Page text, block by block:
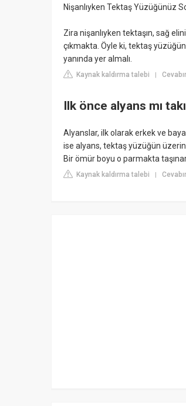
Nişanlıyken Tektaş Yüzüğünüz
Zira nişanlıyken tektaşın, sağ
çıkmakta. Öyle ki, tektaş
yanında yer almalı.
Kaynak kaldırma talebi |
Ilk önce alyans mı
Alyanslar, ilk olarak erkek ve
ise alyans, tektaş yüzüğün
Bir ömür boyu o parmakta
Kaynak kaldırma talebi |